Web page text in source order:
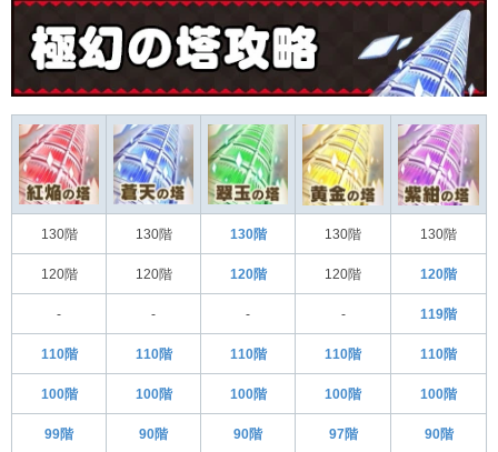
130階 130階 130階 130階 130階
120階 120階 120階 120階 120階
- - - - 119階
110階 110階 110階 110階 110階
100階 100階 100階 100階 100階
99階 90階 90階 97階 90階